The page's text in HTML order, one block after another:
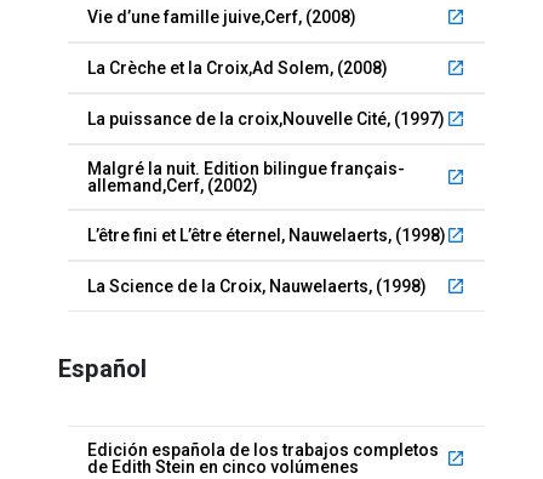
Vie d’une famille juive,Cerf, (2008) launch
La Crèche et la Croix,Ad Solem, (2008) launch
La puissance de la croix,Nouvelle Cité, (1997) launch
Malgré la nuit. Edition bilingue français-
allemand,Cerf, (2002)
launch
L’être fini et L’être éternel, Nauwelaerts, (1998)launch
La Science de la Croix, Nauwelaerts, (1998) launch
Español
Edición española de los trabajos completos
de Edith Stein en cinco volúmenes
launch